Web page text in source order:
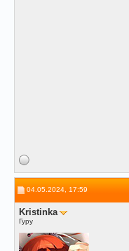
04.05.2024, 17:59
Kristinka
Гуру